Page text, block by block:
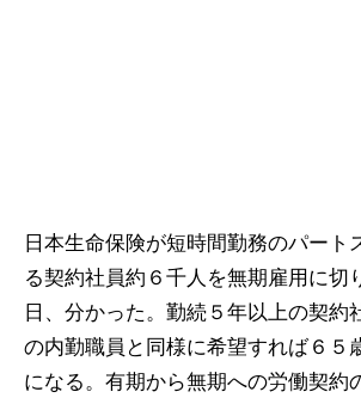
日本生命保険が短時間勤務のパート
る契約社員約６千人を無期雇用に切
日、分かった。勤続５年以上の契約
の内勤職員と同様に希望すれば６５
になる。有期から無期への労働契約